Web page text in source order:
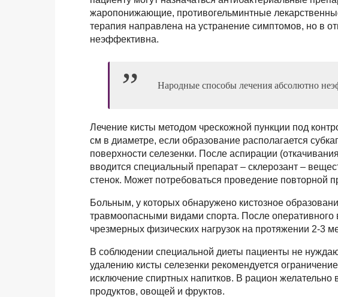
жаропонижающие, противогельминтные
терапия направлена на устранение симптомов, но в
неэффективна.
Народные способы лечения абсолютно
Лечение кисты методом чрескожной пункции под
см в диаметре, если образование располагается
поверхности селезенки. После аспирации
вводится специальный препарат – склерозант –
стенок. Может потребоваться проведение повторной
Больным, у которых обнаружено кистозное
травмоопасными видами спорта. После оперативного
чрезмерных физических нагрузок на протяжении 2-3
В соблюдении специальной диеты пациенты не
удалению кисты селезенки рекомендуется
исключение спиртных напитков. В рацион
продуктов, овощей и фруктов.